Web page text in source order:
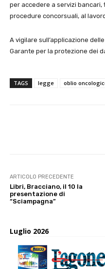
per accedere a servizi bancari,
procedure concorsuali, al
A vigilare sull’applicazione
Garante per la protezione dei
TAGS legge oblio
ARTICOLO PRECEDENTE
Libri, Bracciano, il 10 la
presentazione di
“Sciampagna”
Luglio 2026